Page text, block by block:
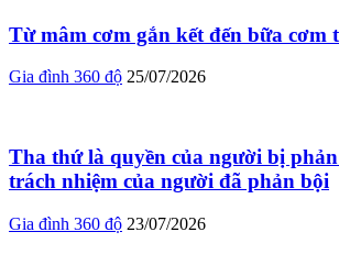
Từ mâm cơm gắn kết đến bữa cơm
Gia đình 360 độ 25/07/2026
Tha thứ là quyền của người bị phản
trách nhiệm của người đã phản bội
Gia đình 360 độ 23/07/2026